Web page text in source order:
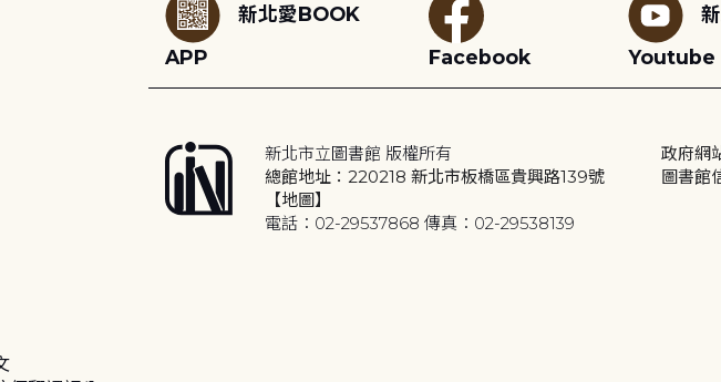
新北愛BOOK
APP
Facebook
Youtube
新北市立圖書館 版權所有
總館地址：220218 新北市板橋區貴興路139號
【地圖】
電話：02-29537868 傳真：02-29538139
政府網
圖書館